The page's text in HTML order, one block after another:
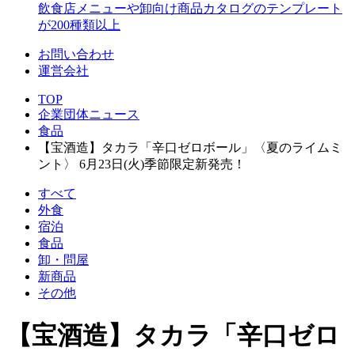
飲食店メニューや卸向け商品カタログのテンプレート
が200種類以上
お問い合わせ
運営会社
TOP
企業団体ニュース
食品
【宝酒造】タカラ「辛口ゼロボール」〈夏のライムミ
ント〉 6月23日(火)季節限定新発売！
すべて
外食
宿泊
食品
卸・問屋
新商品
その他
【宝酒造】タカラ「辛口ゼロ